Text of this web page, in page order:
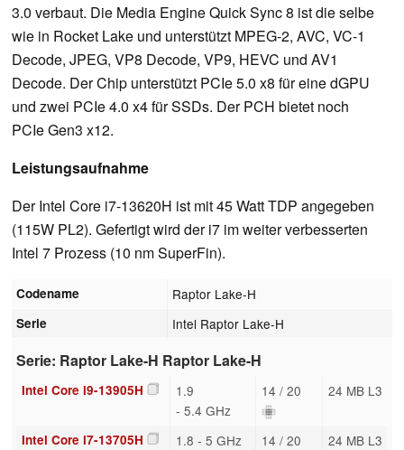
3.0 verbaut. Die Media Engine Quick Sync 8 ist die selbe
wie in Rocket Lake und unterstützt MPEG-2, AVC, VC-1
Decode, JPEG, VP8 Decode, VP9, HEVC und AV1
Decode. Der Chip unterstützt PCIe 5.0 x8 für eine dGPU
und zwei PCIe 4.0 x4 für SSDs. Der PCH bietet noch
PCIe Gen3 x12.
Leistungsaufnahme
Der Intel Core i7-13620H ist mit 45 Watt TDP angegeben
(115W PL2). Gefertigt wird der i7 im weiter verbesserten
Intel 7 Prozess (10 nm SuperFin).
Codename Raptor Lake-H
Serie Intel Raptor Lake-H
Serie: Raptor Lake-H Raptor Lake-H
Intel Core i9-13905H
1.9
- 5.4 GHz
14 / 20 24 MB L3
Intel Core i7-13705H 1.8 - 5 GHz 14 / 20 24 MB L3